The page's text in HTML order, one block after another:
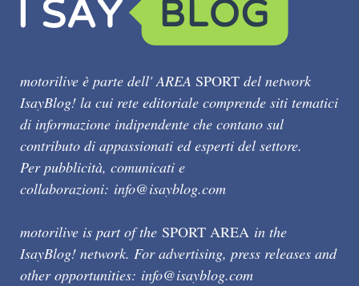
motorilive è parte dell' AREA SPORT del network
IsayBlog! la cui rete editoriale comprende siti tematici
di informazione indipendente che contano sul
contributo di appassionati ed esperti del settore.
Per pubblicità, comunicati e
collaborazioni: info@isayblog.com
motorilive is part of the SPORT AREA in the
IsayBlog! network. For advertising, press releases and
other opportunities: info@isayblog.com